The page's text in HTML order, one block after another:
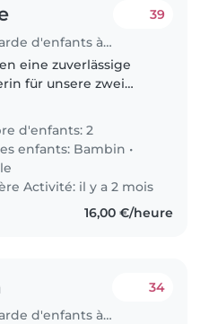
Job de garde d'enfants à Luxembourg
39
eine zuverlässige
für unsere zwei
vor allem über
danach aber auch
an
d'enfants: 2
enfants: Bambin •
Activité: il y a 2 mois
16,00 €/heure
Job de garde d'enfants à Luxembourg
34